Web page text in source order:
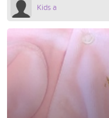
Kids a